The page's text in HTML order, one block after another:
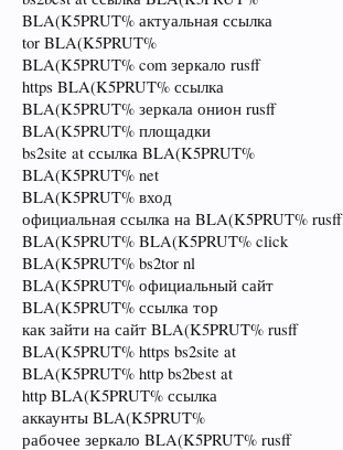
BLA(K5PRUT% актуальная ссылка
tor BLA(K5PRUT%
BLA(K5PRUT% com зеркало rusff
https BLA(K5PRUT% ссылка
BLA(K5PRUT% зеркала онион rusff
BLA(K5PRUT% площадки
bs2site at ссылка BLA(K5PRUT%
BLA(K5PRUT% net
BLA(K5PRUT% вход
официальная ссылка на BLA(K5PRUT% rusff
BLA(K5PRUT% BLA(K5PRUT% click
BLA(K5PRUT% bs2tor nl
BLA(K5PRUT% официальный сайт
BLA(K5PRUT% ссылка тор
как зайти на сайт BLA(K5PRUT% rusff
BLA(K5PRUT% https bs2site at
BLA(K5PRUT% http bs2best at
http BLA(K5PRUT% ссылка
аккаунты BLA(K5PRUT%
рабочее зеркало BLA(K5PRUT% rusff